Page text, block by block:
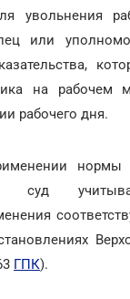
увольнения
или
на рабочем
рабочего дня.
нормы
суд
ГПК).